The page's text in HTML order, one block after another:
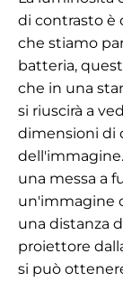
di contrasto è
che stiamo
batteria,
che in una
si riuscirà a
dimensioni di
una messa a
un'immagine
una distanza
proiettore
si può